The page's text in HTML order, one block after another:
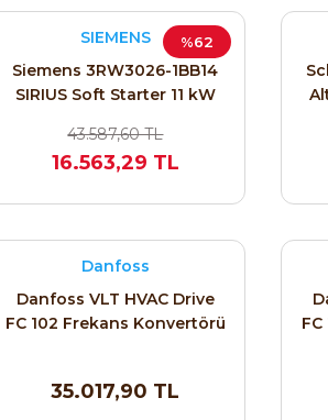
%62
SIEMENS
Siemens 3RW3026-1BB14
SIRIUS Soft Starter 11 kW
43.587,60 TL
16.563,29 TL
Danfoss
Danfoss VLT HVAC Drive
FC 102 Frekans Konvertörü
35.017,90 TL